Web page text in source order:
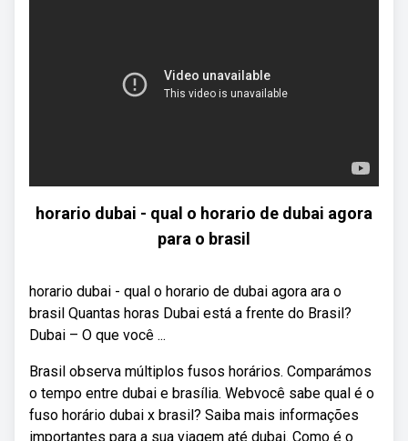
horario dubai - qual o horario de dubai agora
para o brasil
horario dubai - qual o horario de dubai agora ara o
brasil Quantas horas Dubai está a frente do Brasil?
Dubai – O que você ...
Brasil observa múltiplos fusos horários. Comparámos
o tempo entre dubai e brasília. Webvocê sabe qual é o
fuso horário dubai x brasil? Saiba mais informações
importantes para a sua viagem até dubai. Como é o